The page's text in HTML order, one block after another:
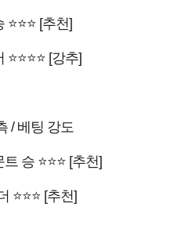
[추천]
[강추]
/ 베팅 강도
승 ⭐⭐⭐ [추천]
⭐⭐⭐ [추천]